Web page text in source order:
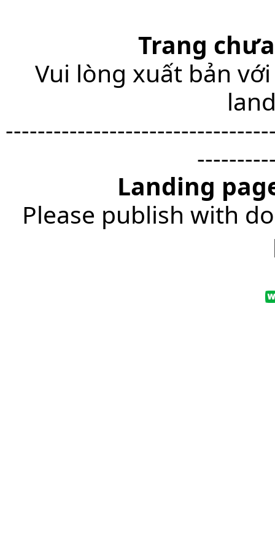
Trang
Vui lòng xuất bản
Landing
Please publish with